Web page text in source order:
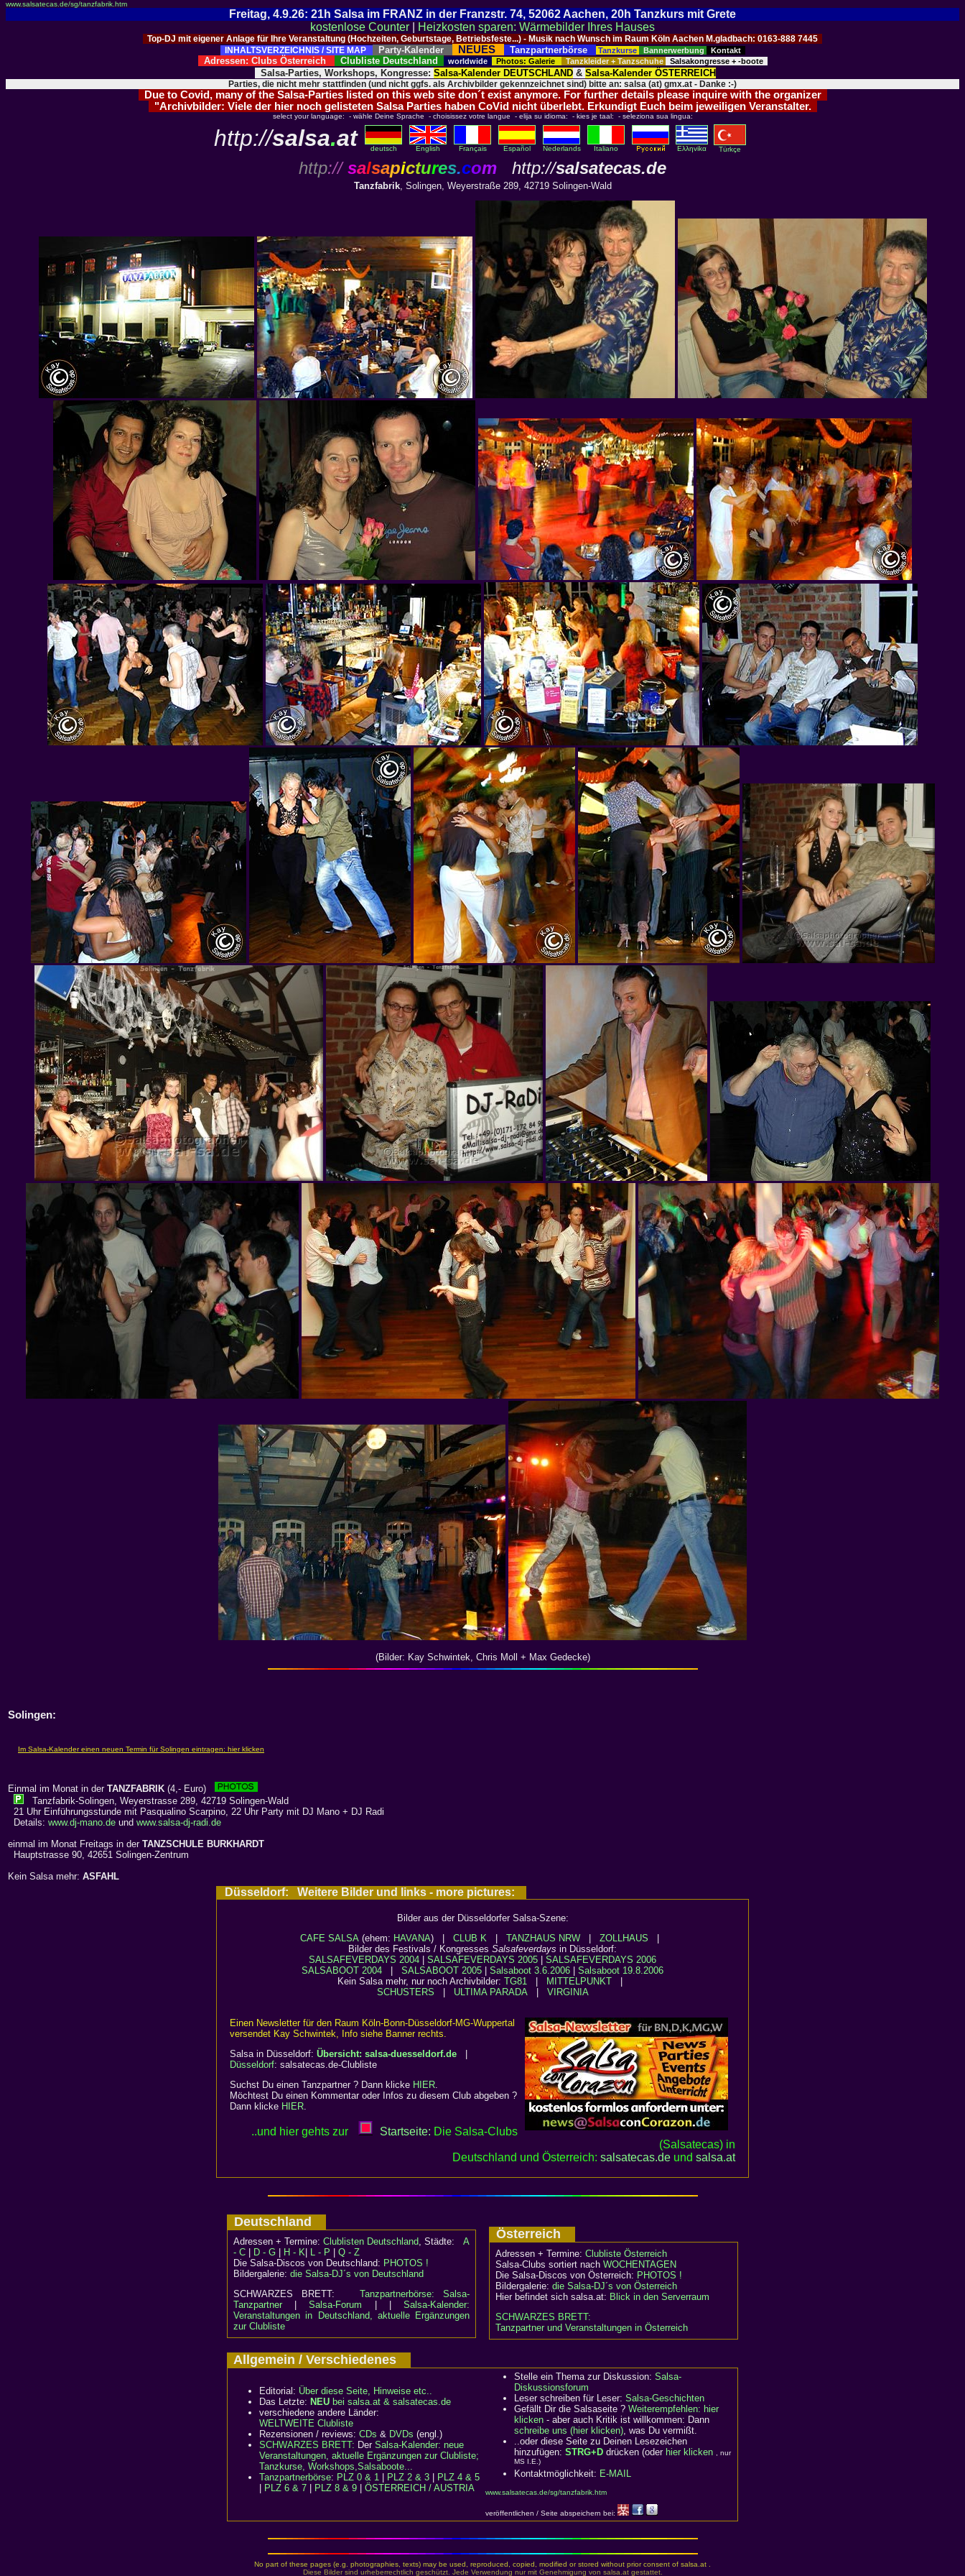
www.salsatecas.de/sg/tanzfabrik.htm
Freitag, 4.9.26: 21h Salsa im FRANZ in der Franzstr. 74, 52062 Aachen, 20h Tanzkurs mit Grete
kostenlose Counter
Heizkosten sparen: Wärmebilder Ihres Hauses
Top-DJ mit eigener Anlage für Ihre Veranstaltung (Hochzeiten, Geburtstage, Betriebsfeste...) - Musik nach Wunsch im Raum Köln Aachen M.gladbach: 0163-888 7445
INHALTSVERZEICHNIS / SITE MAP
Party-Kalender NEUES Tanzpartnerbörse Tanzkurse Bannerwerbung Kontakt
Adressen: Clubs Österreich Clubliste Deutschland worldwide Photos: Galerie Tanzkleider + Tanzschuhe Salsakongresse + -boote
Salsa-Parties, Workshops, Kongresse: Salsa-Kalender DEUTSCHLAND & Salsa-Kalender ÖSTERREICH
Parties, die nicht mehr stattfinden (und nicht ggfs. als Archivbilder gekennzeichnet sind) bitte an: salsa (at) gmx.at - Danke :-)
Due to Covid, many of the Salsa-Parties listed on this web site don´t exist anymore. For further details please inquire with the organizer
"Archivbilder: Viele der hier noch gelisteten Salsa Parties haben CoVid nicht überlebt. Erkundigt Euch beim jeweiligen Veranstalter.
select your language: - wähle Deine Sprache - choisissez votre langue - elija su idioma: - kies je taal: - seleziona sua lingua:
http://salsa.at deutsch English Français Español Nederlands Italiano Eλληvikα Türkçe
http:// salsapictures.com http://salsatecas.de
Tanzfabrik, Solingen, Weyerstraße 289, 42719 Solingen-Wald
(Bilder: Kay Schwintek, Chris Moll + Max Gedecke)
Solingen:
Einmal im Monat in der TANZFABRIK (4,- Euro)
Tanzfabrik-Solingen, Weyerstrasse 289, 42719 Solingen-Wald
21 Uhr Einführungsstunde mit Pasqualino Scarpino, 22 Uhr Party mit DJ Mano + DJ Radi
Details: www.dj-mano.de und www.salsa-dj-radi.de
einmal im Monat Freitags in der TANZSCHULE BURKHARDT
Hauptstrasse 90, 42651 Solingen-Zentrum
Kein Salsa mehr: ASFAHL
Düsseldorf: Weitere Bilder und links - more pictures:
Bilder aus der Düsseldorfer Salsa-Szene:
CAFE SALSA (ehem: HAVANA) | CLUB K TANZHAUS NRW ZOLLHAUS
Bilder des Festivals / Kongresses Salsafeverdays in Düsseldorf:
SALSAFEVERDAYS 2004
SALSAFEVERDAYS 2005
SALSAFEVERDAYS 2006
SALSABOOT 2004
SALSABOOT 2005 Salsaboot 3.6.2006
Salsaboot 19.8.2006
Kein Salsa mehr, nur noch Archivbilder: TG81| MITTELPUNKT|
SCHUSTERS
ULTIMA PARADA| VIRGINIA
Einen Newsletter für den Raum Köln-Bonn-Düsseldorf-MG-Wuppertal
versendet Kay Schwintek, Info siehe Banner rechts.
Salsa in Düsseldorf: Übersicht: salsa-duesseldorf.de
Düsseldorf: salsatecas.de-Clubliste
Suchst Du einen Tanzpartner ? Dann klicke HIER.
Möchtest Du einen Kommentar oder Infos zu diesem Club abgeben ?
Dann klicke HIER.
..und hier gehts zur Startseite: Die Salsa-Clubs
(Salsatecas) in
Deutschland und Österreich: salsatecas.de und salsa.at
Deutschland
Adressen + Termine: Clublisten Deutschland, Städte: A
- C
D - G H - K L - P
Q - Z
Die Salsa-Discos von Deutschland: PHOTOS !
Bildergalerie: die Salsa-DJ´s von Deutschland
SCHWARZES BRETT:Tanzpartnerbörse: Salsa-
Tanzpartner|Salsa-Forum | |Salsa-Kalender:
Veranstaltungen in Deutschland, aktuelle Ergänzungen
zur Clubliste
Österreich
Adressen + Termine: Clubliste Österreich
Salsa-Clubs sortiert nach WOCHENTAGEN
Die Salsa-Discos von Österreich: PHOTOS !
Bildergalerie: die Salsa-DJ´s von Österreich
Hier befindet sich salsa.at: Blick in den Serverraum
SCHWARZES BRETT:
Tanzpartner und Veranstaltungen in Österreich
Allgemein / Verschiedenes
Editorial: Über diese Seite, Hinweise etc..
Das Letzte: NEU bei salsa.at & salsatecas.de
verschiedene andere Länder:
WELTWEITE Clubliste
Rezensionen / reviews: CDs & DVDs (engl.)
SCHWARZES BRETT: Der Salsa-Kalender: neue
Veranstaltungen, aktuelle Ergänzungen zur Clubliste;
Tanzkurse, Workshops,Salsaboote...
Tanzpartnerbörse: PLZ 0 & 1 PLZ 2 & 3
PLZ 4 & 5
PLZ 6 & 7 PLZ 8 & 9 ÖSTERREICH / AUSTRIA
Stelle ein Thema zur Diskussion: Salsa-
Diskussionsforum
Leser schreiben für Leser: Salsa-Geschichten
Gefällt Dir die Salsaseite ? Weiterempfehlen: hier
klicken - aber auch Kritik ist willkommen: Dann
schreibe uns (hier klicken), was Du vermißt.
..oder diese Seite zu Deinen Lesezeichen
hinzufügen: STRG+D drücken (oder hier klicken , nur
MS I.E.)
Kontaktmöglichkeit: E-MAIL
www.salsatecas.de/sg/tanzfabrik.htm
veröffentlichen / Seite abspeichern bei:
No part of these pages (e.g. photographies, texts) may be used, reproduced, copied, modified or stored without prior consent of salsa.at .
Diese Bilder sind urheberrechtlich geschützt. Jede Verwendung nur mit Genehmigung von salsa.at gestattet.